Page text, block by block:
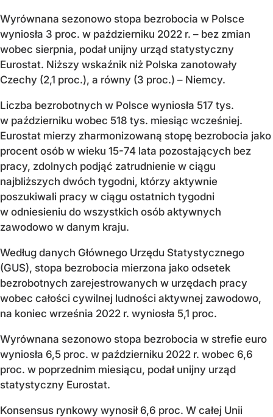
Wyrównana sezonowo stopa bezrobocia w Polsce
wyniosła 3 proc. w październiku 2022 r. – bez zmian
wobec sierpnia, podał unijny urząd statystyczny
Eurostat. Niższy wskaźnik niż Polska zanotowały
Czechy (2,1 proc.), a równy (3 proc.) – Niemcy.
Liczba bezrobotnych w Polsce wyniosła 517 tys.
w październiku wobec 518 tys. miesiąc wcześniej.
Eurostat mierzy zharmonizowaną stopę bezrobocia jako
procent osób w wieku 15-74 lata pozostających bez
pracy, zdolnych podjąć zatrudnienie w ciągu
najbliższych dwóch tygodni, którzy aktywnie
poszukiwali pracy w ciągu ostatnich tygodni
w odniesieniu do wszystkich osób aktywnych
zawodowo w danym kraju.
Według danych Głównego Urzędu Statystycznego
(GUS), stopa bezrobocia mierzona jako odsetek
bezrobotnych zarejestrowanych w urzędach pracy
wobec całości cywilnej ludności aktywnej zawodowo,
na koniec września 2022 r. wyniosła 5,1 proc.
Wyrównana sezonowo stopa bezrobocia w strefie euro
wyniosła 6,5 proc. w październiku 2022 r. wobec 6,6
proc. w poprzednim miesiącu, podał unijny urząd
statystyczny Eurostat.
Konsensus rynkowy wynosił 6,6 proc. W całej Unii